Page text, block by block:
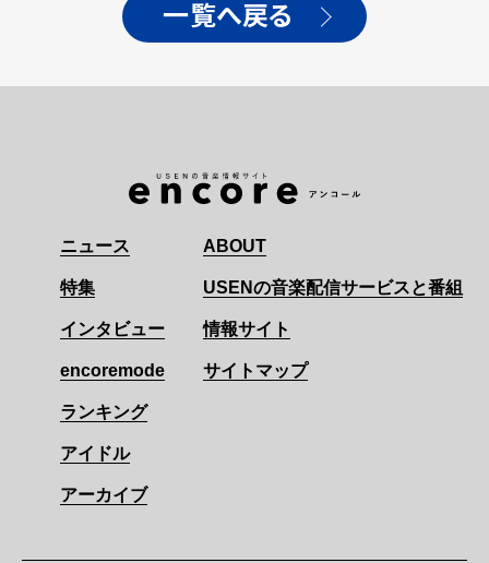
一覧へ戻る
ニュース
特集
インタビュー
encoremode
ランキング
アイドル
アーカイブ
ABOUT
USENの音楽配信サービスと番組
情報サイト
サイトマップ